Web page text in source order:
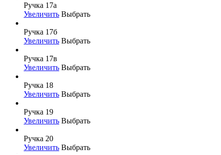
Ручка 17а
Увеличить Выбрать
Ручка 17б
Увеличить Выбрать
Ручка 17в
Увеличить Выбрать
Ручка 18
Увеличить Выбрать
Ручка 19
Увеличить Выбрать
Ручка 20
Увеличить Выбрать